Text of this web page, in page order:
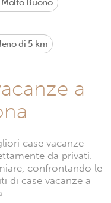
Molto Buono
di 5 km
a
case vacanze
da privati.
confrontando le
di case vacanze a